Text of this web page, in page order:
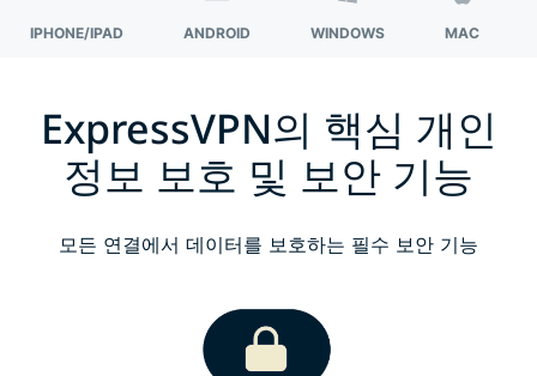
ExpressVPN으로 더 많은 혜택을 누리세요
모든 기기와 호환되는 VPN
라우터에서 ExpressVPN을 이용하세요
IPHONE/IPAD ANDROID WINDOWS MAC
ExpressVPN의 핵심 개인
정보 보호 및 보안 기능
모든 연결에서 데이터를 보호하는 필수 보안 기능